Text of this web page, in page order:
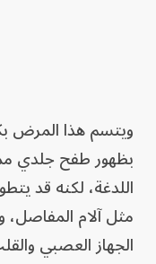
ويتسم هذا المرض
بظهور طفح جلدي
اللدغة، لكنه قد
مثل آلام
الجهاز العصبي